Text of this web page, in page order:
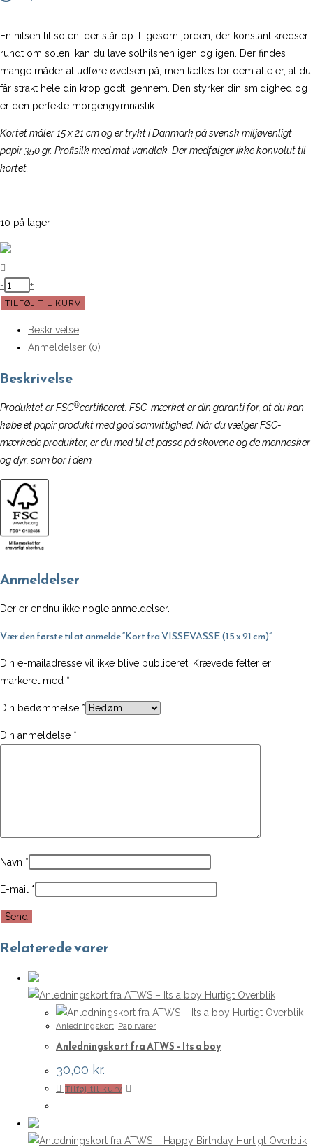
En hilsen til solen, der står op. Ligesom jorden, der konstant kredser
rundt om solen, kan du lave solhilsnen igen og igen. Der findes
mange måder at udføre øvelsen på, men fælles for dem alle er, at du
får strakt hele din krop godt igennem. Den styrker din smidighed og
er den perfekte morgengymnastik.
Kortet måler 15 x 21 cm og er trykt i Danmark på svensk miljøvenligt
papir 350 gr. Profisilk med mat vandlak. Der medfølger ikke konvolut til
kortet.
10 på lager
Kort
fra
21
antal
- +
TILFØJ TIL KURV
Beskrivelse
Anmeldelser (0)
Beskrivelse
Produktet er FSC®certificeret. FSC-mærket er din garanti for, at du kan
købe et papir produkt med god samvittighed. Når du vælger FSC-
mærkede produkter, er du med til at passe på skovene og de mennesker
og dyr, som bor i dem.
Anmeldelser
Der er endnu ikke nogle anmeldelser.
Vær den første til at anmelde “Kort fra VISSEVASSE (15 x 21 cm)”
Din e-mailadresse vil ikke blive publiceret. Krævede felter er
markeret med *
Din bedømmelse *
Din anmeldelse *
Navn *
E-mail *
Relaterede varer
Hurtigt Overblik
Hurtigt Overblik
Anledningskort Papirvarer
Anledningskort fra ATWS – Its a boy
30,00 kr.
Tilføj til kurv
Hurtigt Overblik